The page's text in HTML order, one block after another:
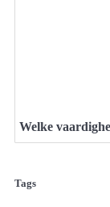
Welke
Tags